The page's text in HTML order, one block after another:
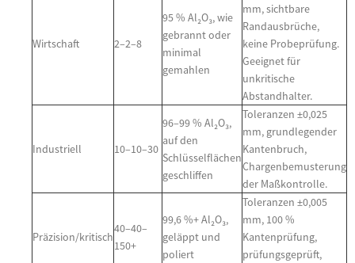
Wirtschaft 2–2–8
95 % Al₂O₃, wie
gebrannt oder
minimal
gemahlen
mm, sichtbare
Randausbrüche,
keine Probeprüfung.
Geeignet für
unkritische
Abstandhalter.
Industriell 10–10–30
96–99 % Al₂O₃,
auf den
Schlüsselflächen
geschliffen
Toleranzen ±0,025
mm, grundlegender
Kantenbruch,
Chargenbemusterung
der Maßkontrolle.
Präzision/kritisch
40–40–
150+
99,6 %+ Al₂O₃,
geläppt und
poliert
Toleranzen ±0,005
mm, 100 %
Kantenprüfung,
prüfungsgeprüft,